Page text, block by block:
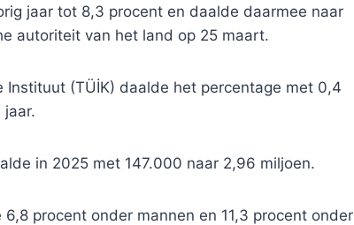
jaar tot 8,3 procent en daalde daarmee naar
autoriteit van het land op 25 maart.
(TÜİK) daalde het percentage met 0,4
in 2025 met 147.000 naar 2,96 miljoen.
procent onder mannen en 11,3 procent onder